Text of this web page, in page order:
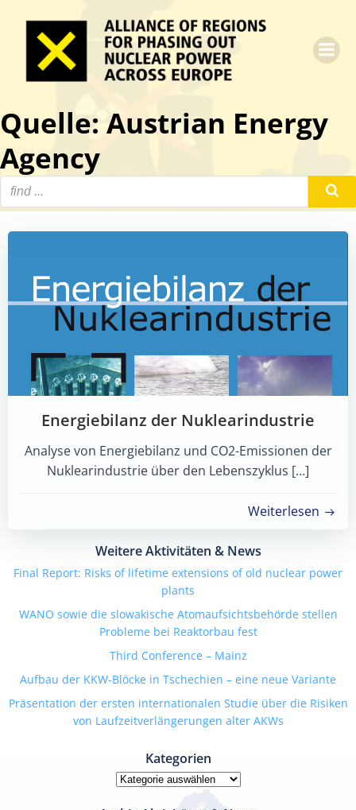
Inhalt
springen
Quelle: Austrian Energy
Agency
Energiebilanz der Nuklearindustrie
Analyse von Energiebilanz und CO2-Emissionen der
Nuklearindustrie über den Lebenszyklus […]
Weiterlesen
Weitere Aktivitäten & News
Final Report: Risks of lifetime extensions of old nuclear power
plants
WANO sowie die slowakische Atomaufsichtsbehörde stellen
Probleme bei Reaktorbau fest
Third Conference – Mainz
Aufbau der KKW-Blöcke in Tschechien – eine neue Variante
Präsentation der ersten internationalen Studie über die Risiken
von Laufzeitverlängerungen alter AKWs
Kategorien
Kategorien